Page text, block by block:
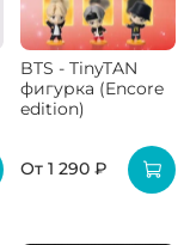
BTS - TinyTAN
фигурка (Encore
edition)
От 1 290 ₽